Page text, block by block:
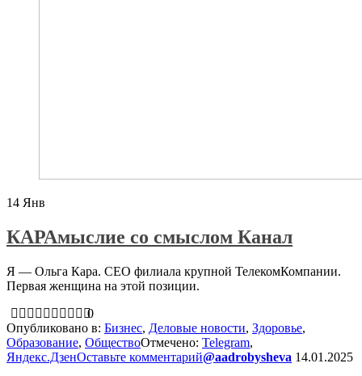
14 Янв
КАРАмыслие со смыслом Канал
Я — Ольга Кара. СЕО филиала крупной ТелекомКомпании.
Первая женщина на этой позиции.
0
Опубликовано в: Бизнес, Деловые новости, Здоровье,
Образование, ОбществоОтмечено: Telegram,
Яндекс.ДзенОставьте комментарий@aadrobysheva 14.01.2025